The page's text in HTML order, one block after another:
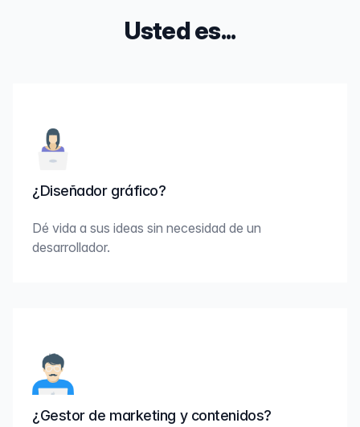
Usted es...
¿Diseñador gráfico?
Dé vida a sus ideas sin necesidad de un
desarrollador.
¿Gestor de marketing y contenidos?